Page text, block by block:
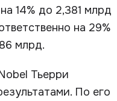
14% до 2,381 млрд
на 29%
млрд.
Тьерри
По его